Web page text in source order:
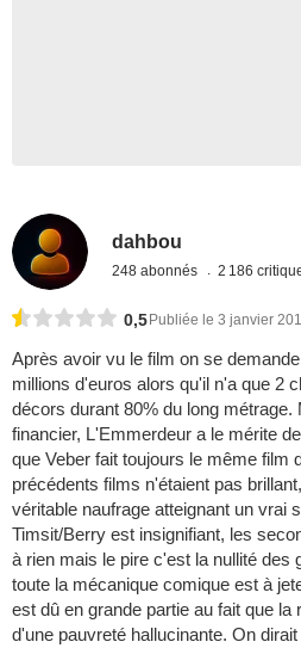
dahbou
248 abonnés 2 186
0,5 Publiée le 3 janvier
Après avoir vu le film on se
millions d'euros alors qu'il n'a que 2
décors durant 80% du long métrage.
financier, L'Emmerdeur a le mérite
que Veber fait toujours le même film
précédents films n'étaient pas
véritable naufrage atteignant un vrai
Timsit/Berry est insignifiant, les
à rien mais le pire c'est la nullité des
toute la mécanique comique est à
est dû en grande partie au fait que la
d'une pauvreté hallucinante. On